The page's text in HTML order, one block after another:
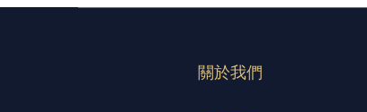
關於我們